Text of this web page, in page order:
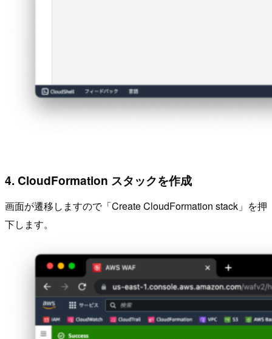
4. CloudFormation スタックを作成
画面が遷移しますので「Create CloudFormation stack」を押
下します。